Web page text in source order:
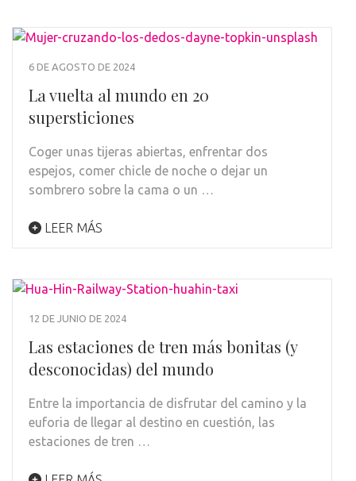
6 DE AGOSTO DE 2024
La vuelta al mundo en 20
supersticiones
Coger unas tijeras abiertas, enfrentar dos
espejos, comer chicle de noche o dejar un
sombrero sobre la cama o un …
LEER MÁS
12 DE JUNIO DE 2024
Las estaciones de tren más bonitas (y
desconocidas) del mundo
Entre la importancia de disfrutar del camino y la
euforia de llegar al destino en cuestión, las
estaciones de tren …